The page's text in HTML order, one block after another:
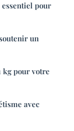
pour
un
kg pour votre
avec